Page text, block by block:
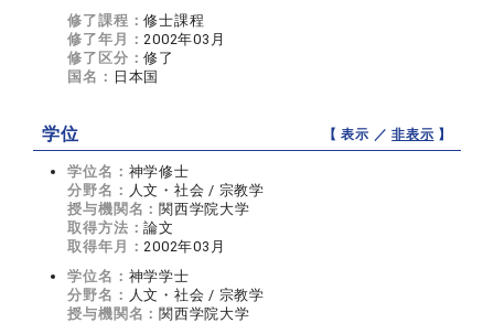
修了課程：修士課程
修了年月：2002年03月
修了区分：修了
国名： 日本国
学位 【 表示 ／非表示 】
学位名： 神学修士
分野名： 人文・社会 / 宗教学
授与機関名： 関西学院大学
取得方法：論文
取得年月：2002年03月
学位名： 神学学士
分野名： 人文・社会 / 宗教学
授与機関名： 関西学院大学